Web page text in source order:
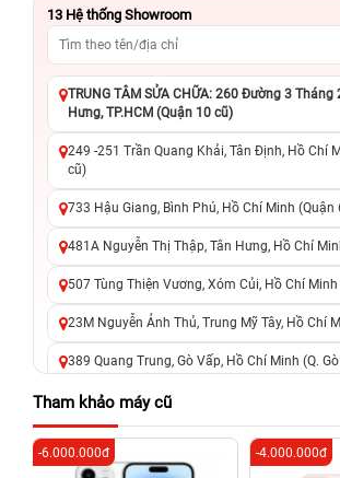
13 Hệ thống Showroom
TRUNG TÂM SỬA CHỮA: 260 Đường 3 Tháng
Hưng, TP.HCM (Quận 10 cũ)
249 -251 Trần Quang Khải, Tân Định, Hồ Chí
cũ)
733 Hậu Giang, Bình Phú, Hồ Chí Minh (Quận
481A Nguyễn Thị Thập, Tân Hưng, Hồ Chí
507 Tùng Thiện Vương, Xóm Củi, Hồ Chí
23M Nguyễn Ảnh Thủ, Trung Mỹ Tây, Hồ Chí
389 Quang Trung, Gò Vấp, Hồ Chí Minh (Q.
625 - 625A Âu Cơ, Tân Phú, Hồ Chí Minh
326 Lê Văn Việt, Tăng Nhơn Phú, Hồ Chí Minh
Đức cũ)
Tham khảo máy cũ
-6.000.000đ -4.000.000đ